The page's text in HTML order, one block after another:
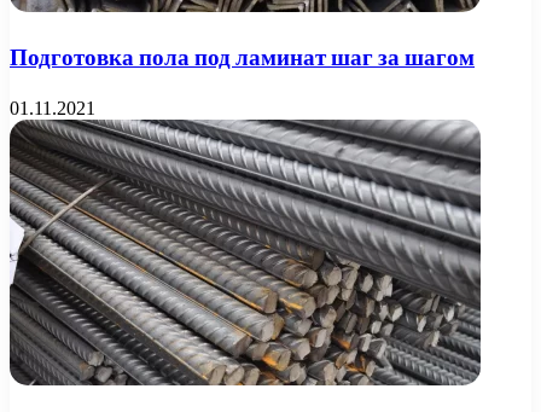
Подготовка пола под ламинат шаг за шагом
01.11.2021